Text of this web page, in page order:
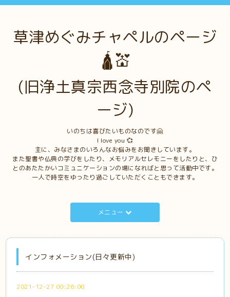
草津めぐみチャペルのページ
🛕💒
(旧浄土真宗西念寺別院のペ
ージ)
いのちは喜びたいものなのです🤗
I love you 💞
主に、みなさまのいろんなお悩みをお聞きしています。
また聖書や仏典の学びをしたり、メモリアルセレモニーをしたりと、ひ
とのあたたかいコミュニケーションの場になればと思って活動中です。
一人で時空をゆったり過ごしていただくこともできます。
メニュー
インフォメーション(日々更新中)
2021-12-27 00:26:00